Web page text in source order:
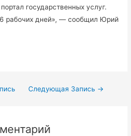
государственных услуг.
рабочих дней», — сообщил Юрий
Следующая Запись →